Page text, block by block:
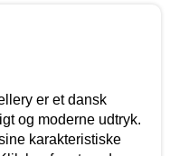
er et dansk
og moderne udtryk.
karakteristiske